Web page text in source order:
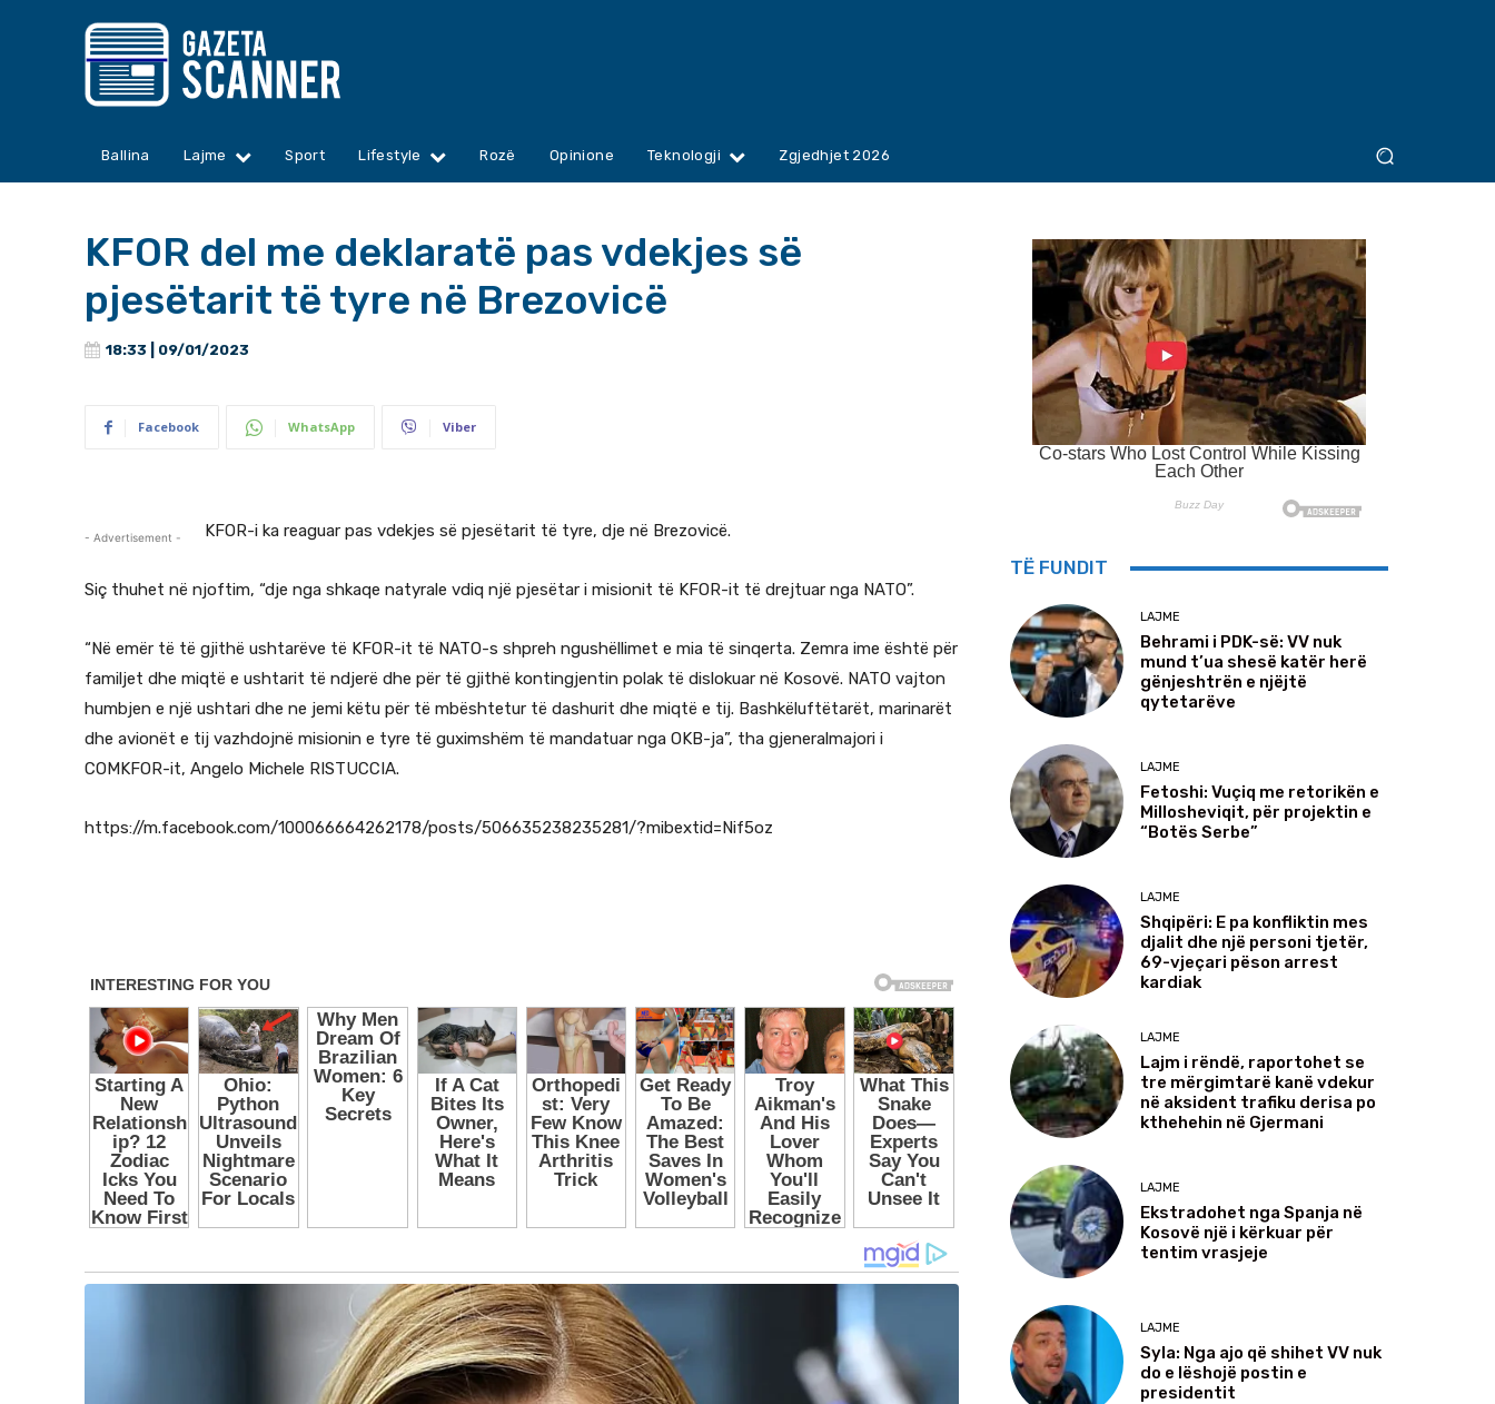
Ballina Lajme Sport Lifestyle Rozë Opinione Teknologji Zgjedhjet 2026
KFOR del me deklaratë pas vdekjes së
pjesëtarit të tyre në Brezovicë
18:33 | 09/01/2023
Facebook WhatsApp Viber
- Advertisement - KFOR-i ka reaguar pas vdekjes së pjesëtarit të tyre, dje në Brezovicë.
Siç thuhet në njoftim, “dje nga shkaqe natyrale vdiq një pjesëtar i misionit të KFOR-it të drejtuar nga NATO”.
“Në emër të të gjithë ushtarëve të KFOR-it të NATO-s shpreh ngushëllimet e mia të sinqerta. Zemra ime është për
familjet dhe miqtë e ushtarit të ndjerë dhe për të gjithë kontingjentin polak të dislokuar në Kosovë. NATO vajton
humbjen e një ushtari dhe ne jemi këtu për të mbështetur të dashurit dhe miqtë e tij. Bashkëluftëtarët, marinarët
dhe avionët e tij vazhdojnë misionin e tyre të guximshëm të mandatuar nga OKB-ja”, tha gjeneralmajori i
COMKFOR-it, Angelo Michele RISTUCCIA.
https://m.facebook.com/100066664262178/posts/506635238235281/?mibextid=Nif5oz
TË FUNDIT
LAJME
Behrami i PDK-së: VV nuk
mund t’ua shesë katër herë
gënjeshtrën e njëjtë
qytetarëve
LAJME
Fetoshi: Vuçiq me retorikën e
Millosheviqit, për projektin e
“Botës Serbe”
LAJME
Shqipëri: E pa konfliktin mes
djalit dhe një personi tjetër,
69-vjeçari pëson arrest
kardiak
LAJME
Lajm i rëndë, raportohet se
tre mërgimtarë kanë vdekur
në aksident trafiku derisa po
kthehehin në Gjermani
LAJME
Ekstradohet nga Spanja në
Kosovë një i kërkuar për
tentim vrasjeje
LAJME
Syla: Nga ajo që shihet VV nuk
do e lëshojë postin e
presidentit